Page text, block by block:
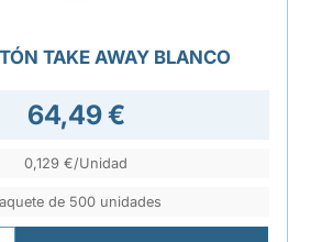
TAKE AWAY BLANCO
64,49 €
0,129 €/Unidad
de 500 unidades